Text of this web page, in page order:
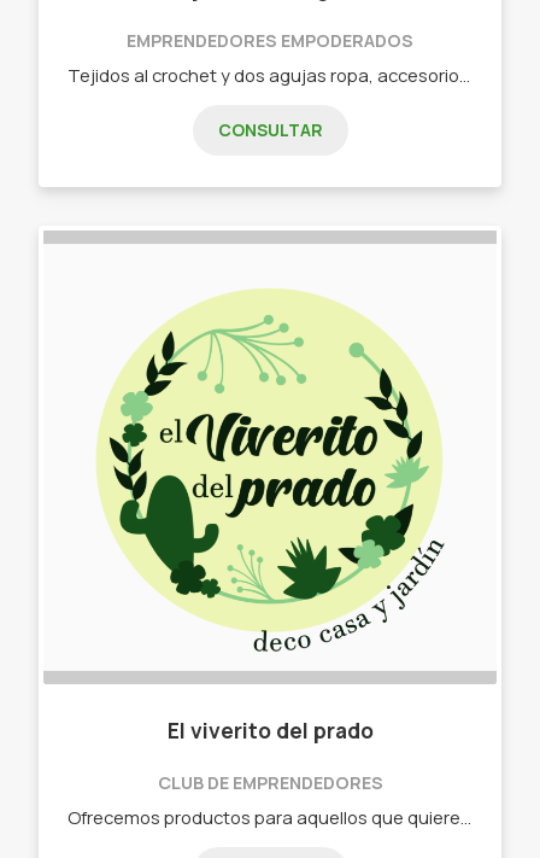
EMPRENDEDORES EMPODERADOS
CONSULTAR
El viverito del prado
CLUB DE EMPRENDEDORES